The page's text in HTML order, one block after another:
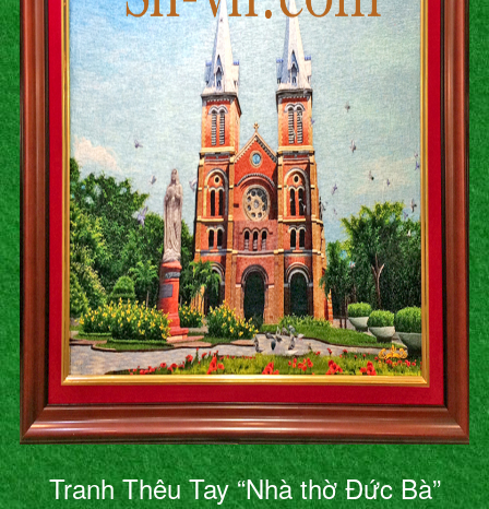
Tranh Thêu Tay “Nhà thờ Đức Bà”